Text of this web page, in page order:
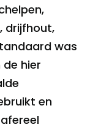
drijfhout,
was
hier
en